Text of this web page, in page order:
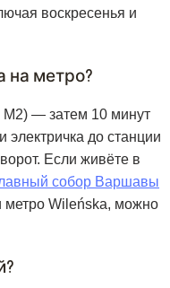
воскресенья и
на метро?
— затем 10 минут
до станции
Если живёте в
собор Варшавы
метро Wileńska, можно